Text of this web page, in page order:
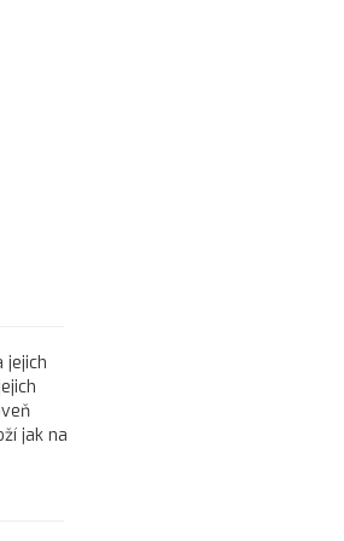
jejich
jak na